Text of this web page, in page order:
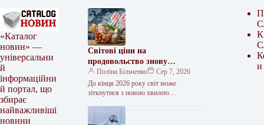
«Каталог
новин» —
універсальни
й
інформаційни
й портал, що
збирає
найважливіші
новини
Світові ціни на
продовольство знову
потягнуться вгору – FAO
Поліна Більченко
Сер 7, 2026
До кінця 2026 року світ може
зіткнутися з новою хвилею
и